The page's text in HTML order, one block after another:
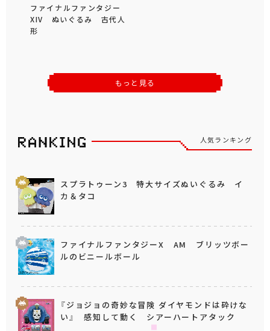
ファイナルファンタジー
XIV ぬいぐるみ 古代人
形
もっと見る
人気ランキング
スプラトゥーン3 特大サイズぬいぐるみ イ
カ＆タコ
ファイナルファンタジーX AM ブリッツボー
ルのビニールボール
『ジョジョの奇妙な冒険 ダイヤモンドは砕けな
い』 感知して動く シアーハートアタック